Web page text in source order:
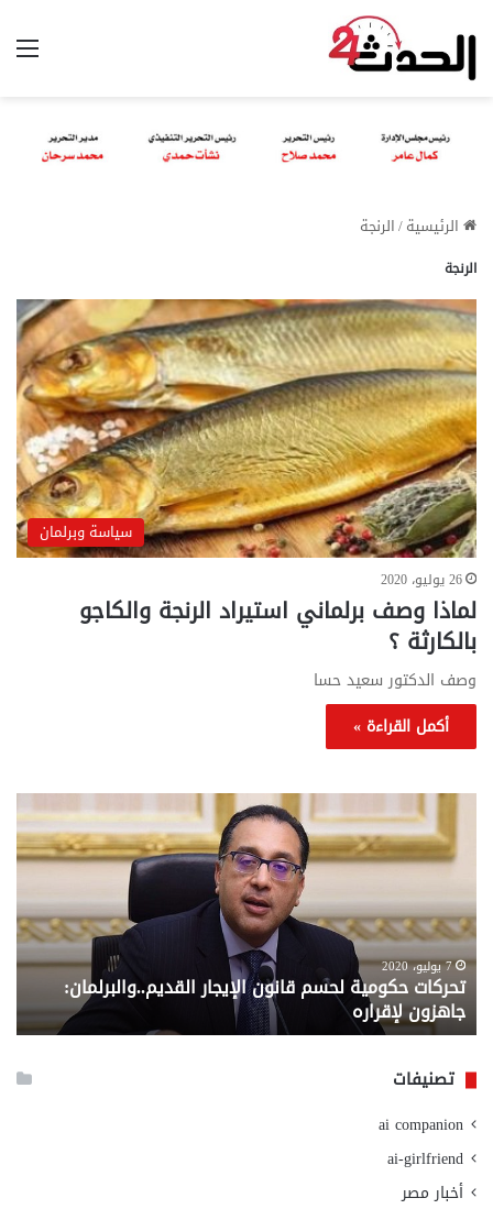
الرئيسية/الرنجة
الرنجة
سياسة وبرلمان
26 يوليو، 2020
لماذا وصف برلماني استيراد الرنجة والكاجو
بالكارثة ؟
وصف الدكتور سعيد حسا
أكمل القراءة »
تحركات
حكومية
لحسم
قانون
القديم..والبرلمان:
جاهزون
لإقراره
7 يوليو، 2020
تحركات حكومية لحسم قانون الإيجار القديم..والبرلمان:
جاهزون لإقراره
..
من
تصنيفات
ai companion
ai-girlfriend
أخبار مصر